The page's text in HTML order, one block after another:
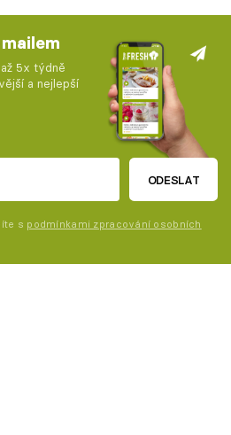
5x týdně
a nejlepší
ODESLAT
s podmínkami zpracování osobních